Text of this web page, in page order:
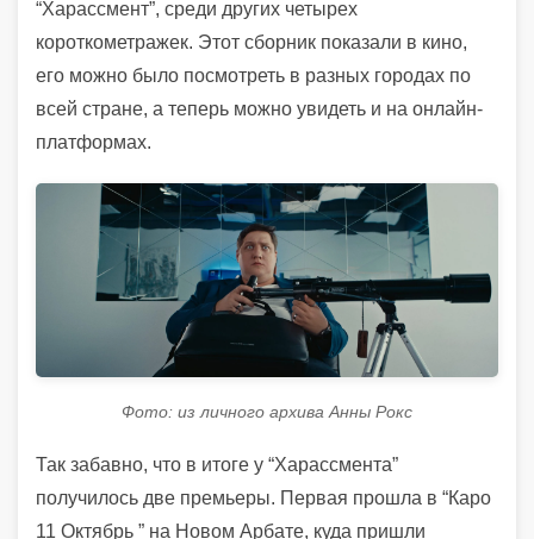
“Харассмент”, среди других четырех
короткометражек. Этот сборник показали в кино,
его можно было посмотреть в разных городах по
всей стране, а теперь можно увидеть и на онлайн-
платформах.
Фото: из личного архива Анны Рокс
Так забавно, что в итоге у “Харассмента”
получилось две премьеры. Первая прошла в “Каро
11 Октябрь ” на Новом Арбате, куда пришли